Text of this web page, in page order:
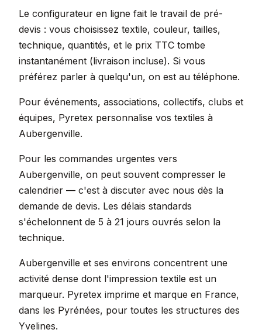
Le configurateur en ligne fait le travail de pré-
devis : vous choisissez textile, couleur, tailles,
technique, quantités, et le prix TTC tombe
instantanément (livraison incluse). Si vous
préférez parler à quelqu'un, on est au téléphone.
Pour événements, associations, collectifs, clubs et
équipes, Pyretex personnalise vos textiles à
Aubergenville.
Pour les commandes urgentes vers
Aubergenville, on peut souvent compresser le
calendrier — c'est à discuter avec nous dès la
demande de devis. Les délais standards
s'échelonnent de 5 à 21 jours ouvrés selon la
technique.
Aubergenville et ses environs concentrent une
activité dense dont l'impression textile est un
marqueur. Pyretex imprime et marque en France,
dans les Pyrénées, pour toutes les structures des
Yvelines.